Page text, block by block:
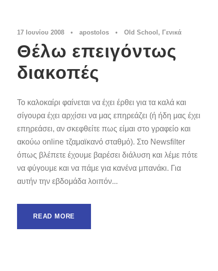
17 Ιουνίου 2008 • apostolos • Old School , Γενικά
Θέλω επειγόντως
διακοπές
Το καλοκαίρι φαίνεται να έχει έρθει για τα καλά και
σίγουρα έχει αρχίσει να μας επηρεάζει (ή ήδη μας έχει
επηρεάσει, αν σκεφθείτε πως είμαι στο γραφείο και
ακούω online τζαμαϊκανό σταθμό). Στο Newsfilter
όπως βλέπετε έχουμε βαρέσει διάλυση και λέμε πότε
να φύγουμε και να πάμε για κανένα μπανάκι. Για
αυτήν την εβδομάδα λοιπόν...
READ MORE